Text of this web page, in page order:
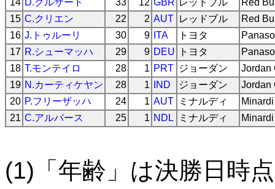
15 C.クリエン 22 2 AUT レッドブル
Red
16 J.トゥルーリ 30 9 ITA トヨタ
17 R.シューマッハ 29 9 DEU トヨタ
18 T.モンテイロ 28 1 PRT ジョーダン
Jordan
19 N.カーティケヤン 28 1 IND ジョーダン
Jordan
20 P.フリーザッハ 24 1 AUT ミナルディ
21 C.アルバース 25 1 NDL ミナルディ
(1)「年齢」は決勝日時点